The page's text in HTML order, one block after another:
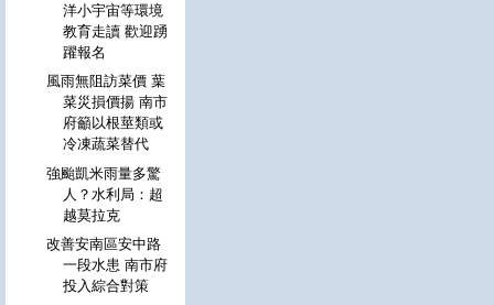
洋小宇宙等環境
教育走讀 歡迎踴
躍報名
風雨無阻訪菜價 葉
菜災損價揚 南市
府籲以根莖類或
冷凍蔬菜替代
強颱凱米雨量多驚
人？水利局：超
越莫拉克
改善安南區安中路
一段水患 南市府
投入綜合對策